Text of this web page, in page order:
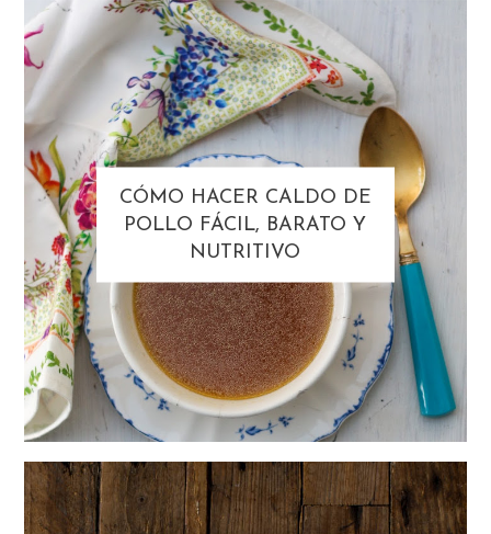
CÓMO HACER CALDO DE
POLLO FÁCIL, BARATO Y
NUTRITIVO